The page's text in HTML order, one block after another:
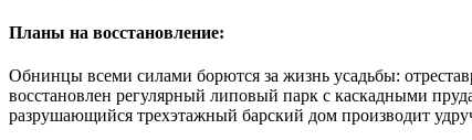
Планы на восстановление:
Обнинцы всеми силами борются за жизнь усадьбы:
восстановлен регулярный липовый парк с каскадными
разрушающийся трехэтажный барский дом производит